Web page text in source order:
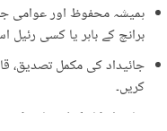
ہمیشہ محفوظ اور عوامی
برانچ کے باہر یا کسی رئیل
جائیداد کی مکمل تصدیق،
کریں۔
جائیداد کا مکمل معائنہ